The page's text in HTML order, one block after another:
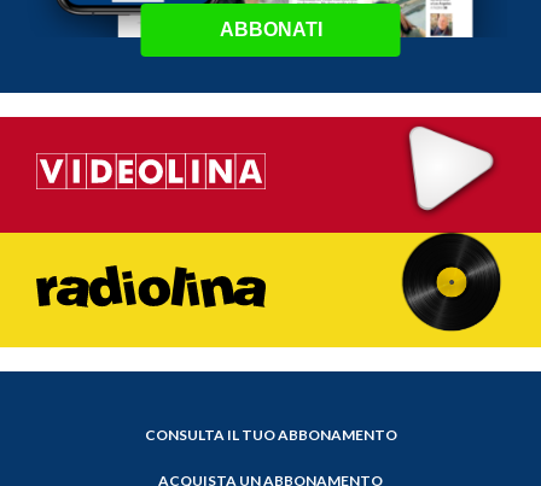
ABBONATI
CONSULTA IL TUO ABBONAMENTO
ACQUISTA UN ABBONAMENTO